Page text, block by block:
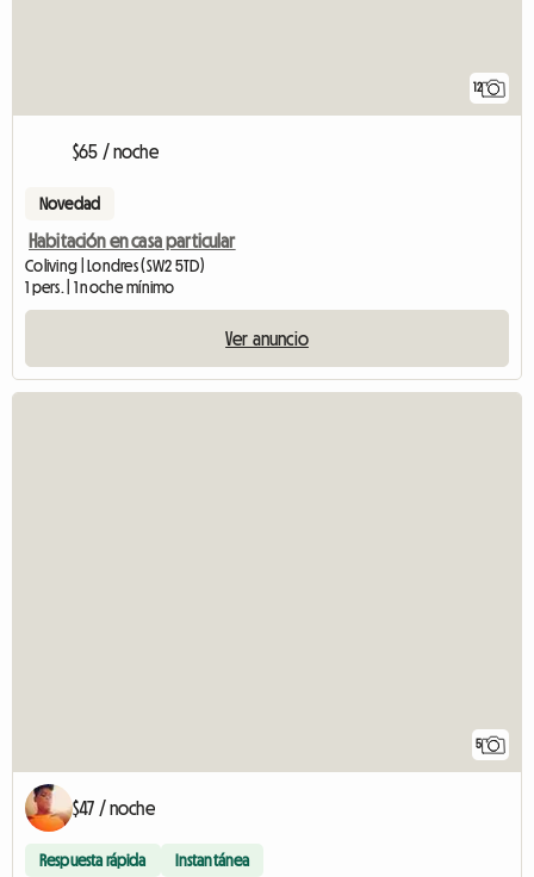
12
$65 / noche
Novedad
Habitación en casa particular
Coliving | Londres (SW2 5TD)
1 pers. | 1 noche mínimo
Ver anuncio
5
$47 / noche
Respuesta rápida Instantánea